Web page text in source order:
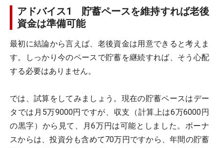
アドバイス1 貯蓄ペースを維持すれば老後
資金は準備可能
最初に結論から言えば、老後資金は用意できると考えま
す。しっかり今のペースで貯蓄を継続すれば、そう心配
する必要はありません。
では、試算をしてみましょう。現在の貯蓄ペースはデー
タでは月5万9000円ですが、収支（計算上は6万6000円
の黒字）から見て、月6万円は可能としました。ボーナ
スからは、投資分も含めて70万円ですから、年間の貯蓄